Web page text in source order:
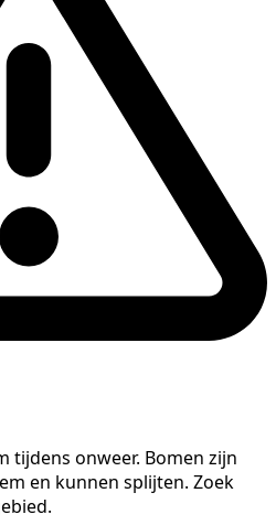
tijdens onweer. Bomen zijn
en kunnen splijten. Zoek